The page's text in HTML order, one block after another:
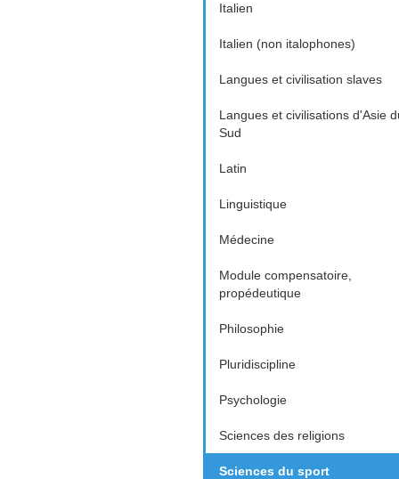
Italien
Italien (non italophones)
Langues et civilisation slaves
Langues et civilisations d'Asie
Sud
Latin
Linguistique
Médecine
Module compensatoire,
propédeutique
Philosophie
Pluridiscipline
Psychologie
Sciences des religions
Sciences du sport